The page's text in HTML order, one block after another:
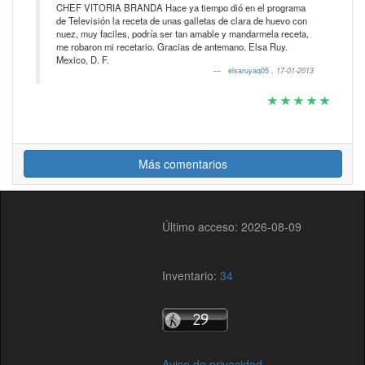
CHEF VITORIA BRANDA Hace ya tiempo dió en el programa
de Televisión la receta de unas galletas de clara de huevo con
nuez, muy faciles, podría ser tan amable y mandarmela receta,
me robaron mi recetario. Gracias de antemano. Elsa Ruy.
Mexico, D. F.
elsaruyaq05 , 17-01-2013
Más comentarios
Último acceso: 2026-08-09
Inventario:34